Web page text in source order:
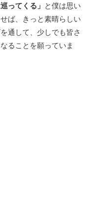
ってくる」 と僕は思い
ば、きっと素晴らしい
通して、少しでも皆さ
ることを願っていま